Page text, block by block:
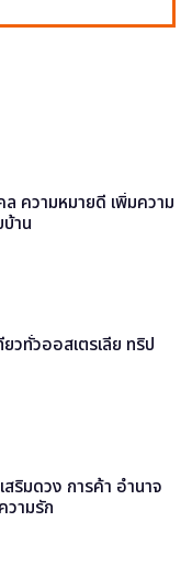
ความหมายดี เพิ่มความ
าน
ยวทั่วออสเตรเลีย ทริป
ริมดวง การค้า อำนาจ
วามรัก